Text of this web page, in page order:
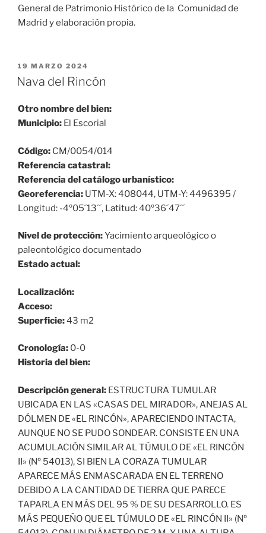
General de Patrimonio Histórico de la Comunidad de
Madrid y elaboración propia.
PUBLICADO
EL
19 MARZO 2024
Nava del Rincón
Otro nombre del bien:
Municipio: El Escorial
Código: CM/0054/014
Referencia catastral:
Referencia del catálogo urbanístico:
Georeferencia: UTM-X: 408044, UTM-Y: 4496395 /
Longitud: -4º05´13´´, Latitud: 40º36´47´´
Nivel de protección:Yacimiento arqueológico o
paleontológico documentado
Estado actual:
Localización:
Acceso:
Superficie:43 m2
Cronología: 0-0
Historia del bien:
Descripción general: ESTRUCTURA TUMULAR
UBICADA EN LAS «CASAS DEL MIRADOR», ANEJAS AL
DÓLMEN DE «EL RINCÓN», APARECIENDO INTACTA,
AUNQUE NO SE PUDO SONDEAR. CONSISTE EN UNA
ACUMULACIÓN SIMILAR AL TÚMULO DE «EL RINCÓN
II» (Nº 54013), SI BIEN LA CORAZA TUMULAR
APARECE MÁS ENMASCARADA EN EL TERRENO
DEBIDO A LA CANTIDAD DE TIERRA QUE PARECE
TAPARLA EN MÁS DEL 95 % DE SU DESARROLLO. ES
MÁS PEQUEÑO QUE EL TÚMULO DE «EL RINCÓN II» (Nº